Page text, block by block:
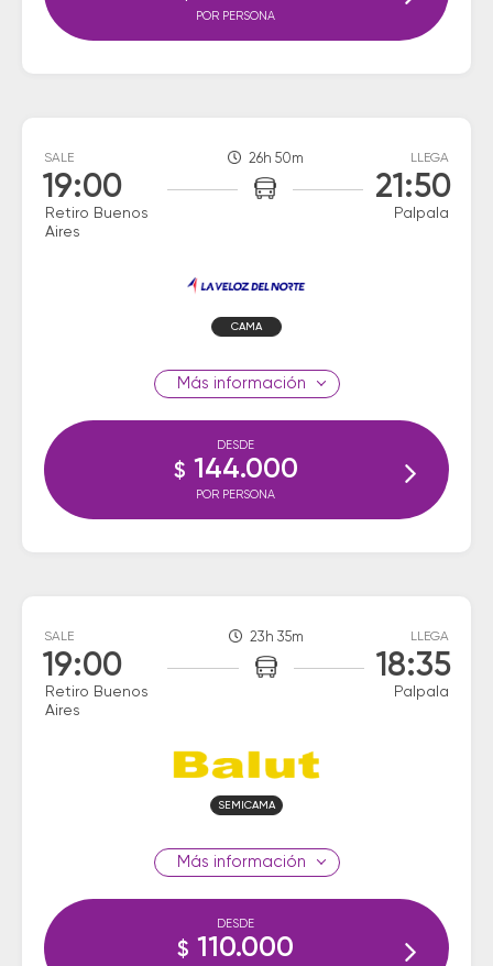
POR PERSONA
SALE
19:00
Retiro Buenos
Aires
26h 50m LLEGA
21:50
Palpala
CAMA
información
DESDE
$ 144.000
POR PERSONA
SALE
19:00
Retiro Buenos
Aires
23h 35m LLEGA
18:35
Palpala
SEMICAMA
información
DESDE
$ 110.000